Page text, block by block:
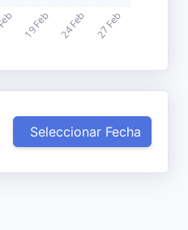
Seleccionar Fecha